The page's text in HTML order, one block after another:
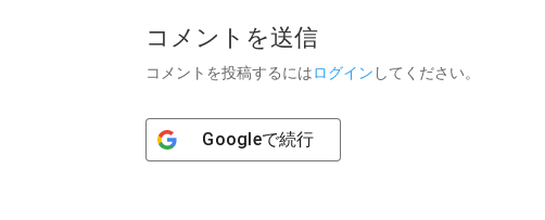
コメントを送信
コメントを投稿するにはログイン してください。
Googleで続行